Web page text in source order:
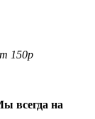
150р
всегда на